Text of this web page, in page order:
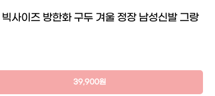
사이즈 방한화 구두 겨울 정장 남성신발 그랑
39,900원